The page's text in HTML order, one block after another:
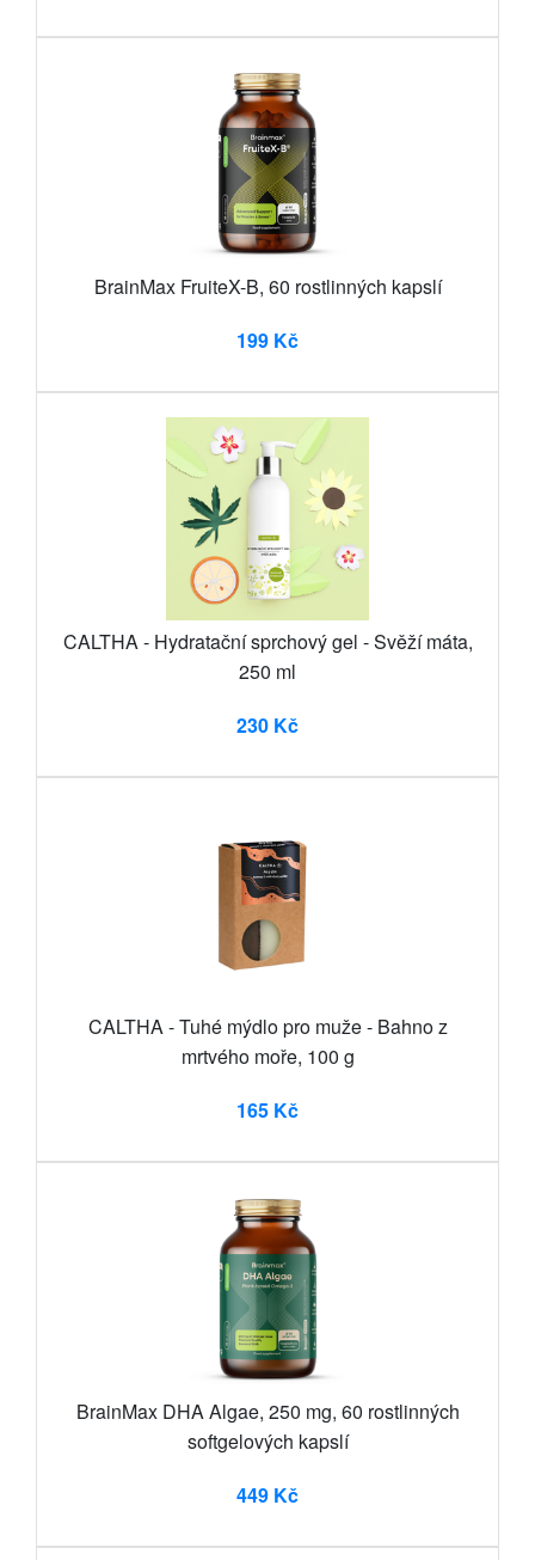
BrainMax FruiteX-B, 60 rostlinných kapslí
199 Kč
CALTHA - Hydratační sprchový gel - Svěží máta,
250 ml
230 Kč
CALTHA - Tuhé mýdlo pro muže - Bahno z
mrtvého moře, 100 g
165 Kč
BrainMax DHA Algae, 250 mg, 60 rostlinných
softgelových kapslí
449 Kč